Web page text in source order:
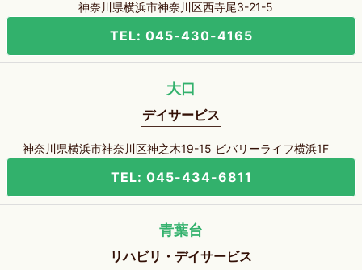
神奈川県横浜市神奈川区西寺尾3-21-5
TEL: 045-430-4165
大口
デイサービス
神奈川県横浜市神奈川区神之木19-15 ビバリーライフ横浜1F
TEL: 045-434-6811
青葉台
リハビリ・デイサービス